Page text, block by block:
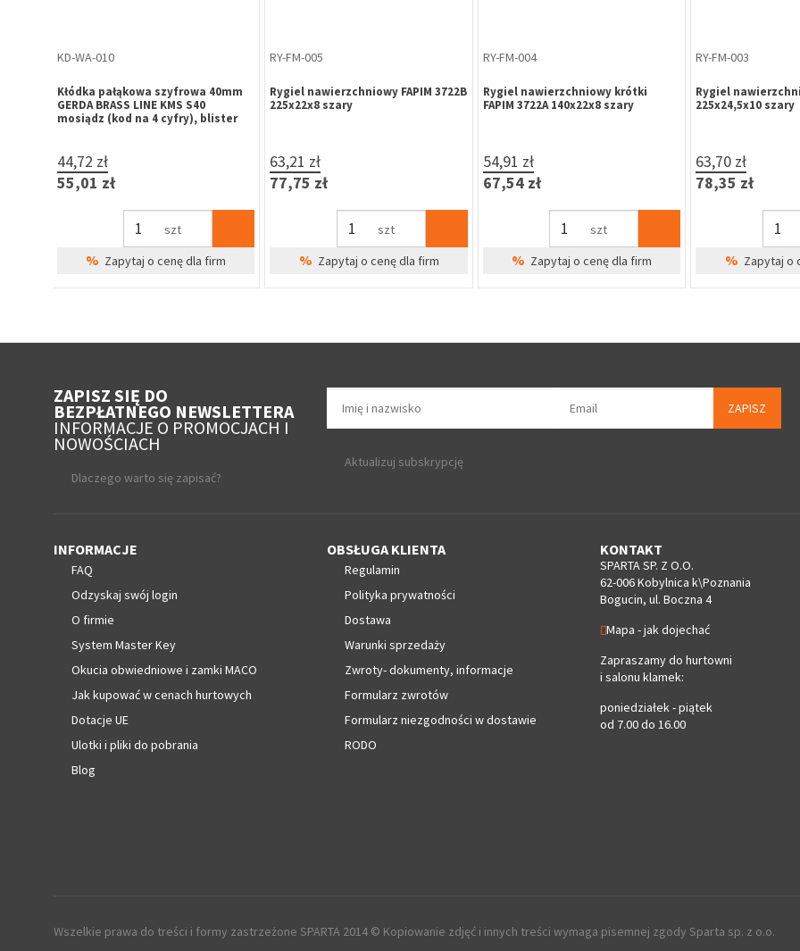
KL-CH-271
Pochwyt-klamka drzwiowa FAM
14307 92/204/32 czarny prawa (3
śruby)
75,96 zł
93,43 zł
Zapytaj o cenę dla firm
ZP-CZ-972
Zamek główny naprawczy 72/65 do
zamka wielopunktowego
170,02 zł
209,12 zł
Brak w magazynie
% Zapytaj o cenę dla firm
KD-HR-025
Kłódka B-Harko HM 60 mm
zatrzaskowa mosiądz
31,02 zł
38,15 zł
szt
% Zapytaj o cenę dla firm
ZK-ST-052
Zamek kasetkowy
chromowany dł
22,96 zł
28,24 zł
% Zapytaj o
ZAPISZ SIĘ DO
BEZPŁATNEGO NEWSLETTERA
INFORMACJE O PROMOCJACH I
NOWOŚCIACH
Dlaczego warto się zapisać?
ZAPISZ
Aktualizuj subskrypcję
INFORMACJE
FAQ
Odzyskaj swój login
O firmie
System Master Key
Okucia obwiedniowe i zamki MACO
Jak kupować w cenach hurtowych
Dotacje UE
Ulotki i pliki do pobrania
Blog
OBSŁUGA KLIENTA
Regulamin
Polityka prywatności
Dostawa
Warunki sprzedaży
Zwroty- dokumenty, informacje
Formularz zwrotów
Formularz niezgodności w dostawie
RODO
KONTAKT
SPARTA SP. Z O.O.
62-006 Kobylnica k\Poznania
Bogucin, ul. Boczna 4
Mapa - jak dojechać
Zapraszamy do hurtowni
i salonu klamek:
poniedziałek - piątek
od 7.00 do 16.00
Wszelkie prawa do treści i formy zastrzeżone SPARTA 2014 © Kopiowanie zdjęć i innych treści wymaga pisemnej zgody Sparta sp. z o.o.